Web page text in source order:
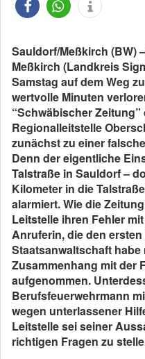
Sauldorf/Meßkirch (BW)
Meßkirch (Landkreis
Samstag auf dem Weg
wertvolle Minuten
“Schwäbischer
Regionalleitstelle
zunächst zu einer
Denn der eigentliche
Talstraße in Sauldorf –
Kilometer in die
alarmiert. Wie die
Leitstelle ihren Fehler
Anruferin, die den
Staatsanwaltschaft
Zusammenhang mit der
aufgenommen.
Berufsfeuerwehrmann
wegen unterlassener
Leitstelle sei seiner
richtigen Fragen zu